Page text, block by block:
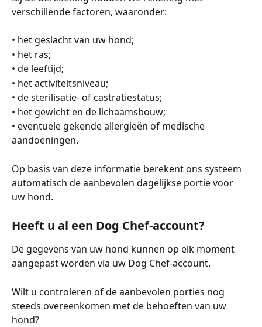
verschillende factoren, waaronder:
• het geslacht van uw hond;
• het ras;
• de leeftijd;
• het activiteitsniveau;
• de sterilisatie- of castratiestatus;
• het gewicht en de lichaamsbouw;
• eventuele gekende allergieën of medische
aandoeningen.
Op basis van deze informatie berekent ons systeem
automatisch de aanbevolen dagelijkse portie voor
uw hond.
Heeft u al een Dog Chef-account?
De gegevens van uw hond kunnen op elk moment
aangepast worden via uw Dog Chef-account.
Wilt u controleren of de aanbevolen porties nog
steeds overeenkomen met de behoeften van uw
hond?